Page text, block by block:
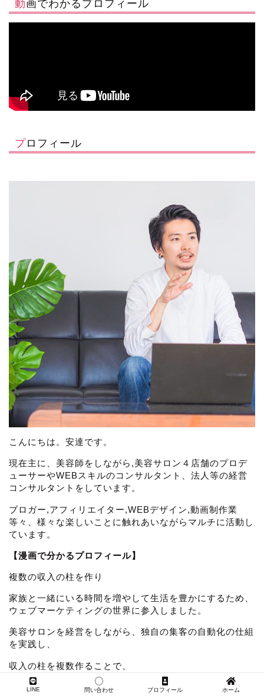
動画でわかるプロフィール
プロフィール
こんにちは。安達です。
現在主に、美容師をしながら,美容サロン４店舗のプロデ
ューサーやWEBスキルのコンサルタント、法人等の経営
コンサルタントをしています。
ブロガー,アフィリエイター,WEBデザイン,動画制作業
等々、様々な楽しいことに触れあいながらマルチに活動し
ています。
【漫画で分かるプロフィール】
複数の収入の柱を作り
家族と一緒にいる時間を増やして生活を豊かにするため、
ウェブマーケティングの世界に参入しました。
美容サロンを経営をしながら、独自の集客の自動化の仕組
を実践し、
収入の柱を複数作ることで、
・家族との時間を増やし毎日プールやBBQ
LINE 問い合わせ プロフィール ホーム